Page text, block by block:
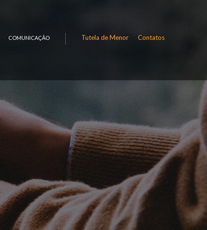
COMUNICAÇÃO Tutela de Menor Contatos